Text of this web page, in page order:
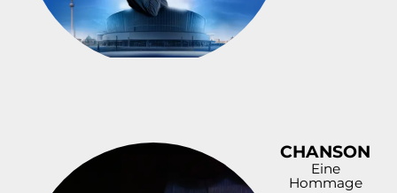
CHANSON
Eine
Hommage